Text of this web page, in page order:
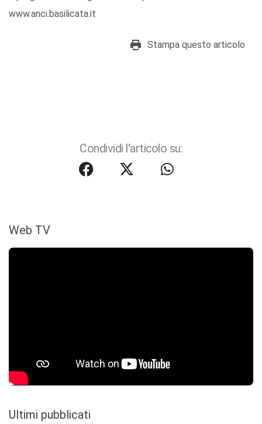
www.anci.basilicata.it
Stampa questo articolo
Condividi l'articolo su:
Web TV
Ultimi pubblicati